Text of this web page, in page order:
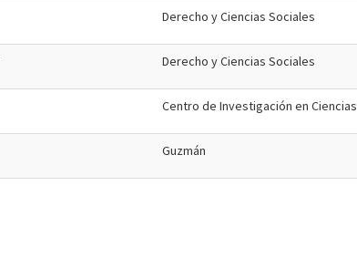
Derecho y Ciencias Sociales
Derecho y Ciencias Sociales
Centro de Investigación en Ciencias
Guzmán